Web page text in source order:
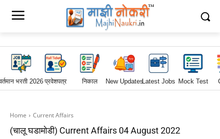
भरती 2026प्रवेशपत्र निकाल New UpdatesLatest Jobs Mock Test
Home Current Affairs
(चालू घडामोडी) Current Affairs 04 August 2022